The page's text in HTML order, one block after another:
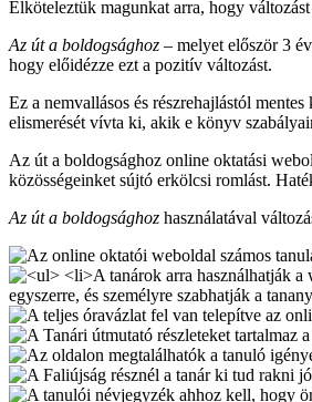
Elköteleztük magunkat arra, hogy
Az út a boldogsághoz – melyet először 3
hogy előidézze ezt a pozitív változást.
Ez a nemvallásos és részrehajlástól
elismerését vívta ki, akik e könyv
Az út a boldogsághoz online oktatási
közösségeinket sújtó erkölcsi romlást.
Az út a boldogsághoz használatával